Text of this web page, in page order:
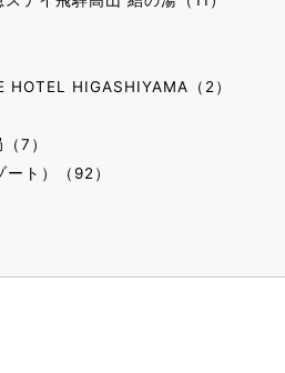
HOTEL HIGASHIYAMA（2）
7）
ト）（92）